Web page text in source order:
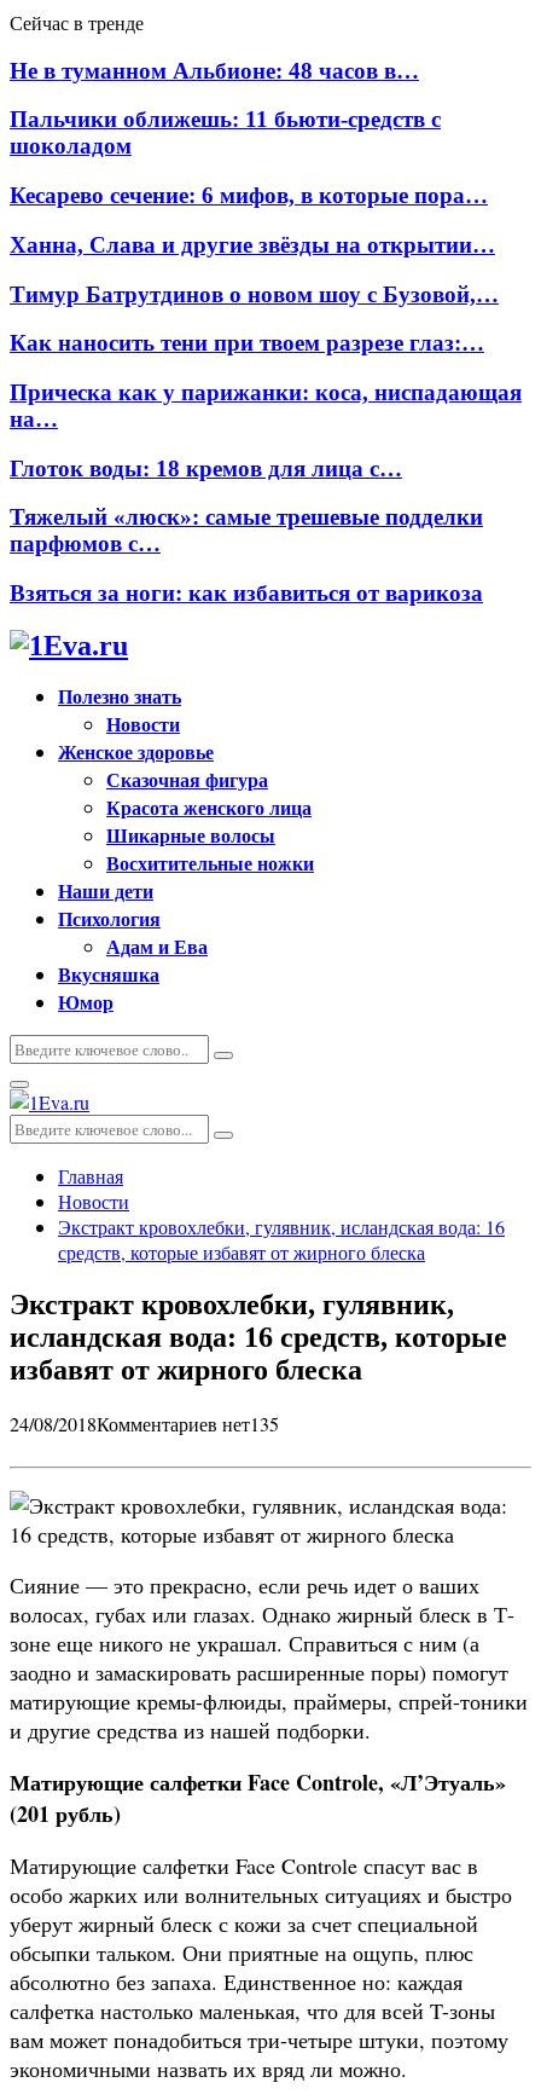
Сейчас в тренде
Не в туманном Альбионе: 48 часов в…
Пальчики оближешь: 11 бьюти-средств с
шоколадом
Кесарево сечение: 6 мифов, в которые пора…
Ханна, Слава и другие звёзды на открытии…
Тимур Батрутдинов о новом шоу с Бузовой,…
Как наносить тени при твоем разрезе глаз:…
Прическа как у парижанки: коса, ниспадающая
на…
Глоток воды: 18 кремов для лица с…
Тяжелый «люск»: самые трешевые подделки
парфюмов с…
Взяться за ноги: как избавиться от варикоза
Полезно знать
Новости
Женское здоровье
Сказочная фигура
Красота женского лица
Шикарные волосы
Восхитительные ножки
Наши дети
Психология
Адам и Ева
Вкусняшка
Юмор
Искать:
Поиск
Основное
меню
Искать:
Поиск
Главная
Новости
Экстракт кровохлебки, гулявник, исландская вода: 16
средств, которые избавят от жирного блеска
Экстракт кровохлебки, гулявник,
исландская вода: 16 средств, которые
избавят от жирного блеска
24/08/2018Комментариев нет135
Сияние — это прекрасно, если речь идет о ваших
волосах, губах или глазах. Однако жирный блеск в Т-
зоне еще никого не украшал. Справиться с ним (а
заодно и замаскировать расширенные поры) помогут
матирующие кремы-флюиды, праймеры, спрей-тоники
и другие средства из нашей подборки.
Матирующие салфетки Face Controle, «Л’Этуаль»
(201 рубль)
Матирующие салфетки Face Controle спасут вас в
особо жарких или волнительных ситуациях и быстро
уберут жирный блеск с кожи за счет специальной
обсыпки тальком. Они приятные на ощупь, плюс
абсолютно без запаха. Единственное но: каждая
салфетка настолько маленькая, что для всей T-зоны
вам может понадобиться три-четыре штуки, поэтому
экономичными назвать их вряд ли можно.